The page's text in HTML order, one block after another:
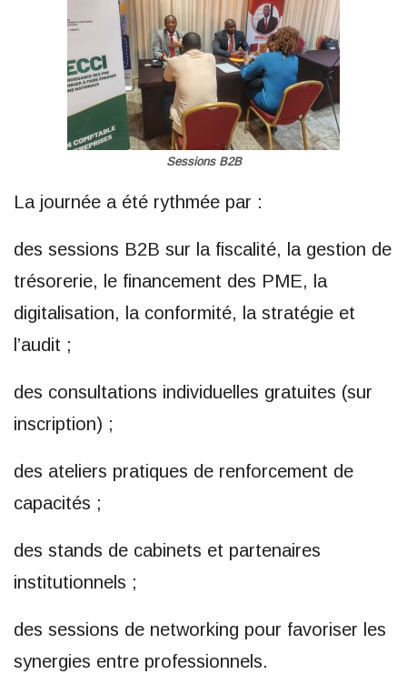
Sessions B2B
La journée a été rythmée par :
des sessions B2B sur la fiscalité, la gestion de
trésorerie, le financement des PME, la
digitalisation, la conformité, la stratégie et
l’audit ;
des consultations individuelles gratuites (sur
inscription) ;
des ateliers pratiques de renforcement de
capacités ;
des stands de cabinets et partenaires
institutionnels ;
des sessions de networking pour favoriser les
synergies entre professionnels.